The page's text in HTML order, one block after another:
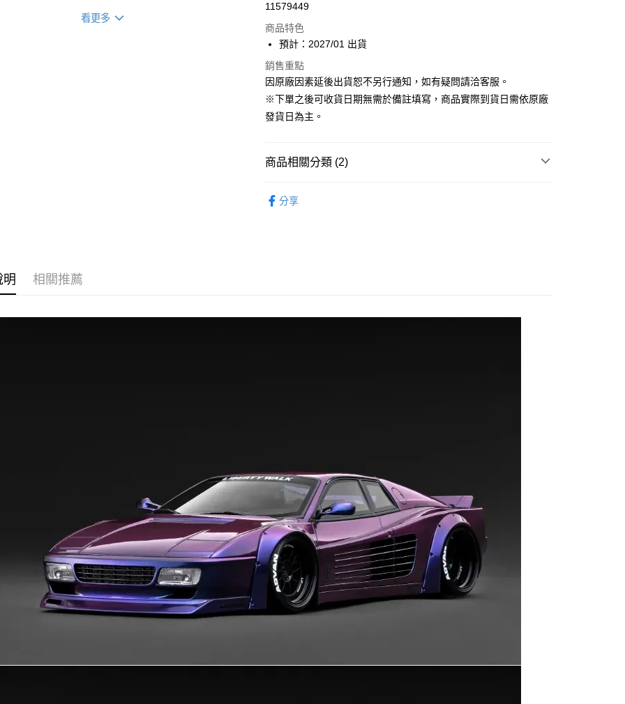
看更多
ATM付款
運送方式
預購-付款後全家取貨(舊)
預購-付款後7-11取貨(舊)
預購-宅配(舊)
11579449
商品特色
預計：2027/01 出貨
銷售重點
因原廠因素延後出貨恕不另行通知，如有疑問請洽客服。
※下單之後可收貨日期無需於備註填寫，商品實際到貨日需依原廠
發貨日為主。
商品相關分類 (2)
分享
明 相關推薦